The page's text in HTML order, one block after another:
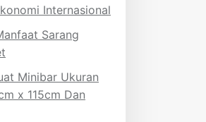
Internasional
Sarang
Minibar Ukuran
x 115cm Dan